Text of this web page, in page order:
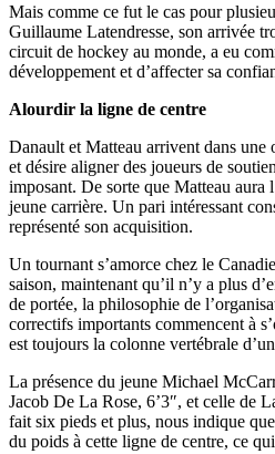
Mais comme ce fut le cas pour
Guillaume Latendresse, son arrivée
circuit de hockey au monde, a eu
développement et d’affecter sa
Alourdir la ligne de centre
Danault et Matteau arrivent dans une
et désire aligner des joueurs de
imposant. De sorte que Matteau aura
jeune carrière. Un pari intéressant
représenté son acquisition.
Un tournant s’amorce chez le
saison, maintenant qu’il n’y a plus
de portée, la philosophie de
correctifs importants commencent à
est toujours la colonne vertébrale
La présence du jeune Michael
Jacob De La Rose, 6’3″, et celle de
fait six pieds et plus, nous indique
du poids à cette ligne de centre, ce